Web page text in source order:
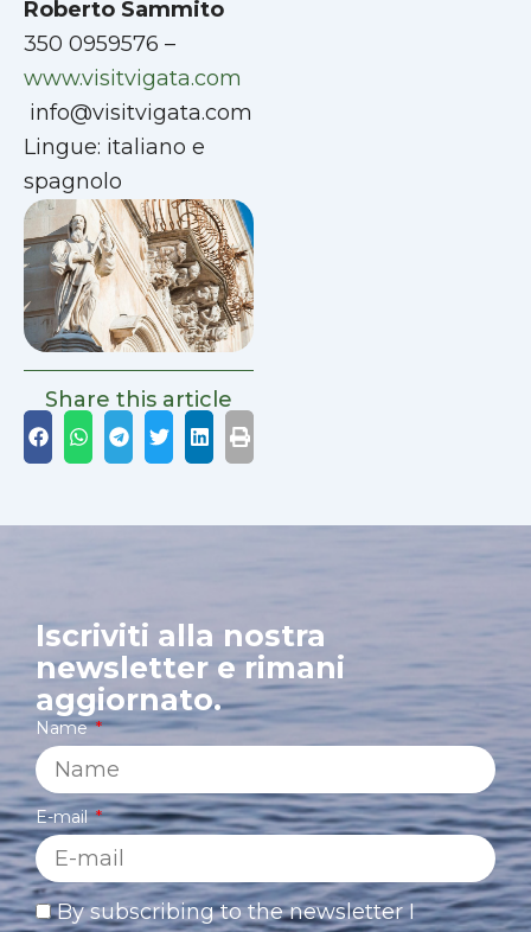
Roberto Sammito
350 0959576 –
www.visitvigata.com
info@visitvigata.com
Lingue: italiano e
spagnolo
Share this article
Iscriviti alla nostra
newsletter e rimani
aggiornato.
Name
E-mail
By subscribing to the newsletter I